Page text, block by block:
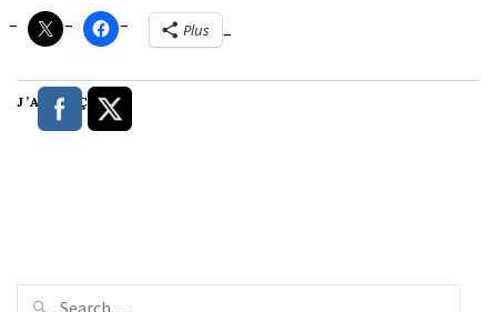
Plus
J’AIME ÇA :